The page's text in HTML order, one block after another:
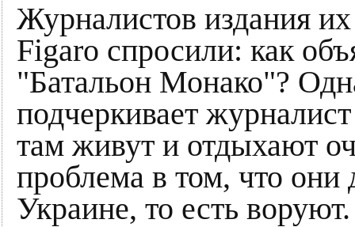
Журналистов издания
Figaro спросили: как
"Батальон Монако"?
подчеркивает
там живут и отдыхают
проблема в том, что
Украине, то есть воруют.